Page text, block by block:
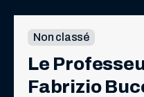
Non classé
Le
Fabrizio